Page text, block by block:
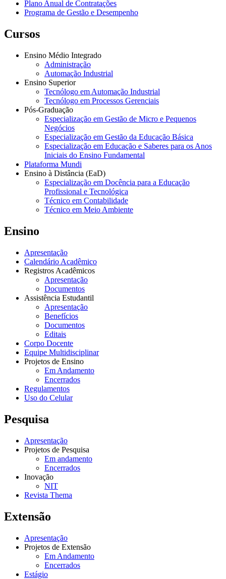
Plano Anual de Contratações
Programa de Gestão e Desempenho
Cursos
Ensino Médio Integrado
Administração
Automação Industrial
Ensino Superior
Tecnólogo em Automação Industrial
Tecnólogo em Processos Gerenciais
Pós-Graduação
Especialização em Gestão de Micro e Pequenos
Negócios
Especialização em Gestão da Educação Básica
Especialização em Educação e Saberes para os Anos
Iniciais do Ensino Fundamental
Plataforma Mundi
Ensino à Distância (EaD)
Especialização em Docência para a Educação
Profissional e Tecnológica
Técnico em Contabilidade
Técnico em Meio Ambiente
Ensino
Apresentação
Calendário Acadêmico
Registros Acadêmicos
Apresentação
Documentos
Assistência Estudantil
Apresentação
Benefícios
Documentos
Editais
Corpo Docente
Equipe Multidisciplinar
Projetos de Ensino
Em Andamento
Encerrados
Regulamentos
Uso do Celular
Pesquisa
Apresentação
Projetos de Pesquisa
Em andamento
Encerrados
Inovação
NIT
Revista Thema
Extensão
Apresentação
Projetos de Extensão
Em Andamento
Encerrados
Estágio